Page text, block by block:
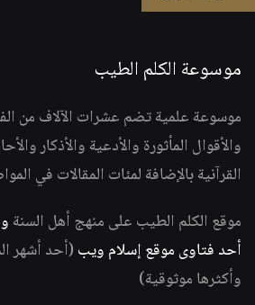
موسوعة الكلم الطيب
موسوعة علمية تضم عشرات الآلاف من
والأقوال المأثورة والأدعية والأذكار
القرآنية بالإضافة لمئات المقالات في
موقع الكلم الطيب على منهج أهل السنة
أحد فتاوى موقع إسلام ويب (أحد أشهر
وأكثرها موثوقية)